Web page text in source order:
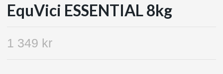
EquVici ESSENTIAL 8kg
1 349 kr